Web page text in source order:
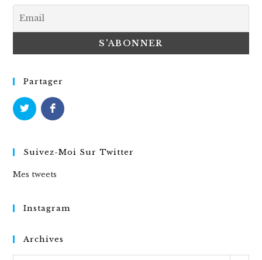
Partager
Suivez-Moi Sur Twitter
Mes tweets
Instagram
Archives